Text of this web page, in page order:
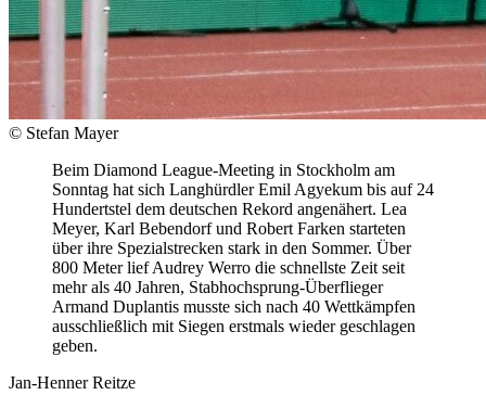
© Stefan Mayer
Beim Diamond League-Meeting in Stockholm am
Sonntag hat sich Langhürdler Emil Agyekum bis auf 24
Hundertstel dem deutschen Rekord angenähert. Lea
Meyer, Karl Bebendorf und Robert Farken starteten
über ihre Spezialstrecken stark in den Sommer. Über
800 Meter lief Audrey Werro die schnellste Zeit seit
mehr als 40 Jahren, Stabhochsprung-Überflieger
Armand Duplantis musste sich nach 40 Wettkämpfen
ausschließlich mit Siegen erstmals wieder geschlagen
geben.
Jan-Henner Reitze